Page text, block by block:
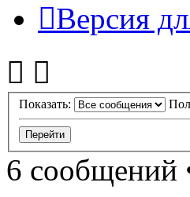
Версия
Показать:
6 сообщений